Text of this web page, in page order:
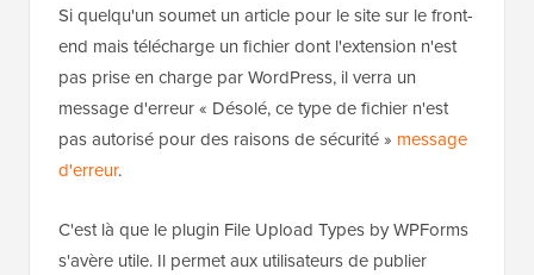
Si quelqu'un soumet un article pour le site sur le front-
end mais télécharge un fichier dont l'extension n'est
pas prise en charge par WordPress, il verra un
message d'erreur « Désolé, ce type de fichier n'est
pas autorisé pour des raisons de sécurité » message
d'erreur.
C'est là que le plugin File Upload Types by WPForms
s'avère utile. Il permet aux utilisateurs de publier